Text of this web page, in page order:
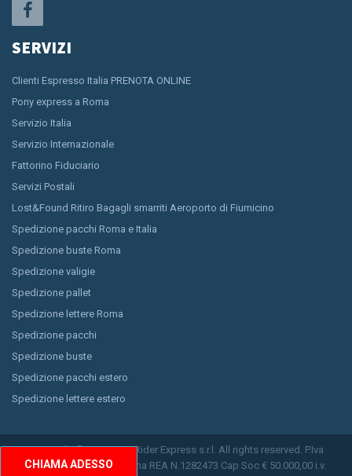
SERVIZI
Clienti Espresso Italia PRENOTA ONLINE
Pony express a Roma
Servizio Italia
Servizio Internazionale
Fattorino Fiduciario
Servizi Postali
Lost&Found Ritiro Bagagli smarriti Aeroporto di Fiumicino
Spedizione pacchi Roma e Italia
Spedizione buste Roma
Spedizione valigie
Spedizione pallet
Spedizione lettere Roma
Spedizione pacchi
Spedizione buste
Spedizione pacchi estero
Spedizione lettere estero
Copyright © 2026 Easy Rider Express s.r.l. All rights reserved. P.Iva
11150791009 CCIAA Roma REA N.1282473 Cap Soc € 50.000,00 i.v.
CHIAMA ADESSO